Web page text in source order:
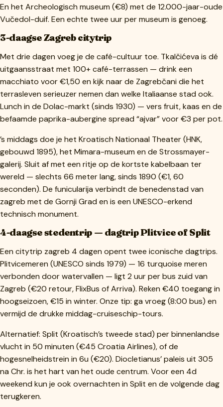
En het Archeologisch museum (€8) met de 12.000-jaar-oude
Vučedol-duif. Een echte twee uur per museum is genoeg.
3-daagse Zagreb citytrip
Met drie dagen voeg je de café-cultuur toe. Tkalčićeva is dé
uitgaansstraat met 100+ café-terrassen — drink een
macchiato voor €1,50 en kijk naar de Zagrebčani die het
terrasleven serieuzer nemen dan welke Italiaanse stad ook.
Lunch in de Dolac-markt (sinds 1930) — vers fruit, kaas en de
befaamde paprika-aubergine spread “ajvar” voor €3 per pot.
’s middags doe je het Kroatisch Nationaal Theater (HNK,
gebouwd 1895), het Mimara-museum en de Strossmayer-
galerij. Sluit af met een ritje op de kortste kabelbaan ter
wereld — slechts 66 meter lang, sinds 1890 (€1, 60
seconden). De funicularija verbindt de benedenstad van
zagreb met de Gornji Grad en is een UNESCO-erkend
technisch monument.
4-daagse stedentrip — dagtrip Plitvice of Split
Een citytrip zagreb 4 dagen opent twee iconische dagtrips.
Plitvicemeren (UNESCO sinds 1979) — 16 turquoise meren
verbonden door watervallen — ligt 2 uur per bus zuid van
Zagreb (€20 retour, FlixBus of Arriva). Reken €40 toegang in
hoogseizoen, €15 in winter. Onze tip: ga vroeg (8:00 bus) en
vermijd de drukke middag-cruiseschip-tours.
Alternatief: Split (Kroatisch’s tweede stad) per binnenlandse
vlucht in 50 minuten (€45 Croatia Airlines), of de
hogesnelheidstrein in 6u (€20). Diocletianus’ paleis uit 305
na Chr. is het hart van het oude centrum. Voor een 4d
weekend kun je ook overnachten in Split en de volgende dag
terugkeren.